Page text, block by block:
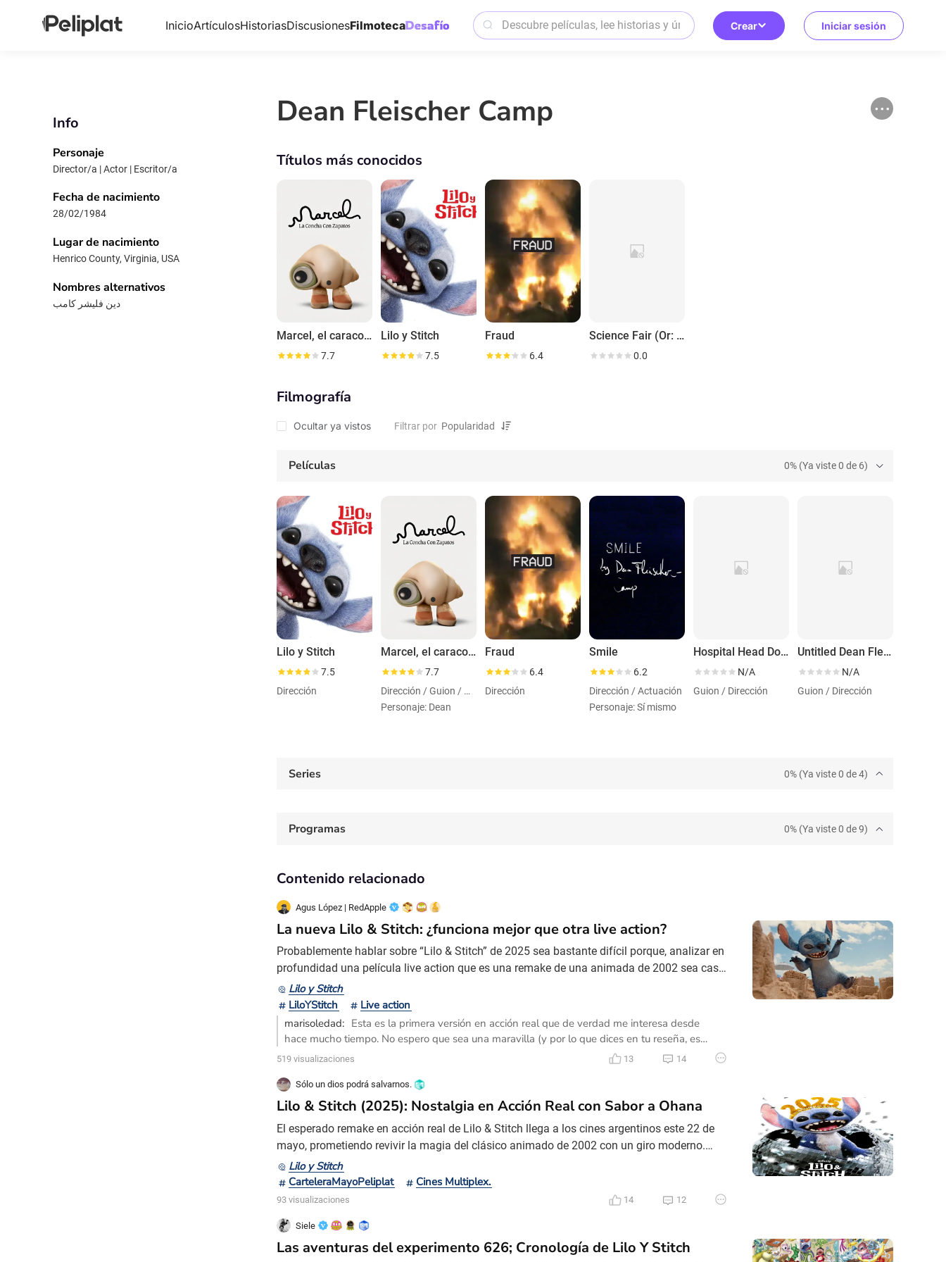
InicioArtículosHistoriasDiscusionesFilmoteca Crear Iniciar sesión
Info
Personaje
Director/a | Actor | Escritor/a
Fecha de nacimiento
28/02/1984
Lugar de nacimiento
Henrico County, Virginia, USA
Nombres alternativos
دين فليشر كامب
Dean Fleischer Camp
Títulos más conocidos
Marcel, el caracol con zapatos
7.7
Lilo y Stitch
7.5
Fraud
6.4
Science Fair (Or: Migratory Patterns & the Flight of the March Brown Mayfly)
0.0
Filmografía
Ocultar ya vistos Filtrar por
Películas 0% (Ya viste 0 de 6)
Lilo y Stitch
7.5
Dirección
Marcel, el caracol con zapatos
7.7
Dirección / Guion / Actuación
Personaje: Dean
Fraud
6.4
Dirección
Smile
6.2
Dirección / Actuación
Personaje: Sí mismo
Hospital Head Doctor
N/A
Guion / Dirección
Untitled Dean Fleischer Camp Project
N/A
Guion / Dirección
Series 0% (Ya viste 0 de 4)
Programas 0% (Ya viste 0 de 9)
Contenido relacionado
Agus López | RedApple
La nueva Lilo & Stitch: ¿funciona mejor que otra live action?
Probablemente hablar sobre “Lilo & Stitch” de 2025 sea bastante difícil porque, analizar en
profundidad una película live action que es una remake de una animada de 2002 sea casi
un intento en vano de rellenar caracteres pero entonces, ¿qué puedo hablar sobre esta
película? Por un lado, la parte técnica y actoral es un eje principal para conversar sobre
esta adaptación pero, por el otro lado, plan
Lilo y Stitch
LiloYStitch
Live action
marisoledad: Esta es la primera versión en acción real que de verdad me interesa desde
hace mucho tiempo. No espero que sea una maravilla (y por lo que dices en tu reseña, es
mejor no ir con demasiadas expectativas), pero al menos parece algo más genuina, sobre
519 visualizaciones 13 14
Sólo un dios podrá salvarnos.
Lilo & Stitch (2025): Nostalgia en Acción Real con Sabor a Ohana
El esperado remake en acción real de Lilo & Stitch llega a los cines argentinos este 22 de
mayo, prometiendo revivir la magia del clásico animado de 2002 con un giro moderno.
Dirigida porDean Fleischer Camp (Marcel the Shell), la película combina efectos visuales
innovadores, el regreso de Chris Sanders como la voz de Stitch y el debut de Maia Kealoha,
una joven hawaiana que encarna a Lilo con aut
Lilo y Stitch
CarteleraMayoPeliplat
Cines Multiplex.
93 visualizaciones 14 12
Siele
Las aventuras del experimento 626; Cronología de Lilo Y Stitch